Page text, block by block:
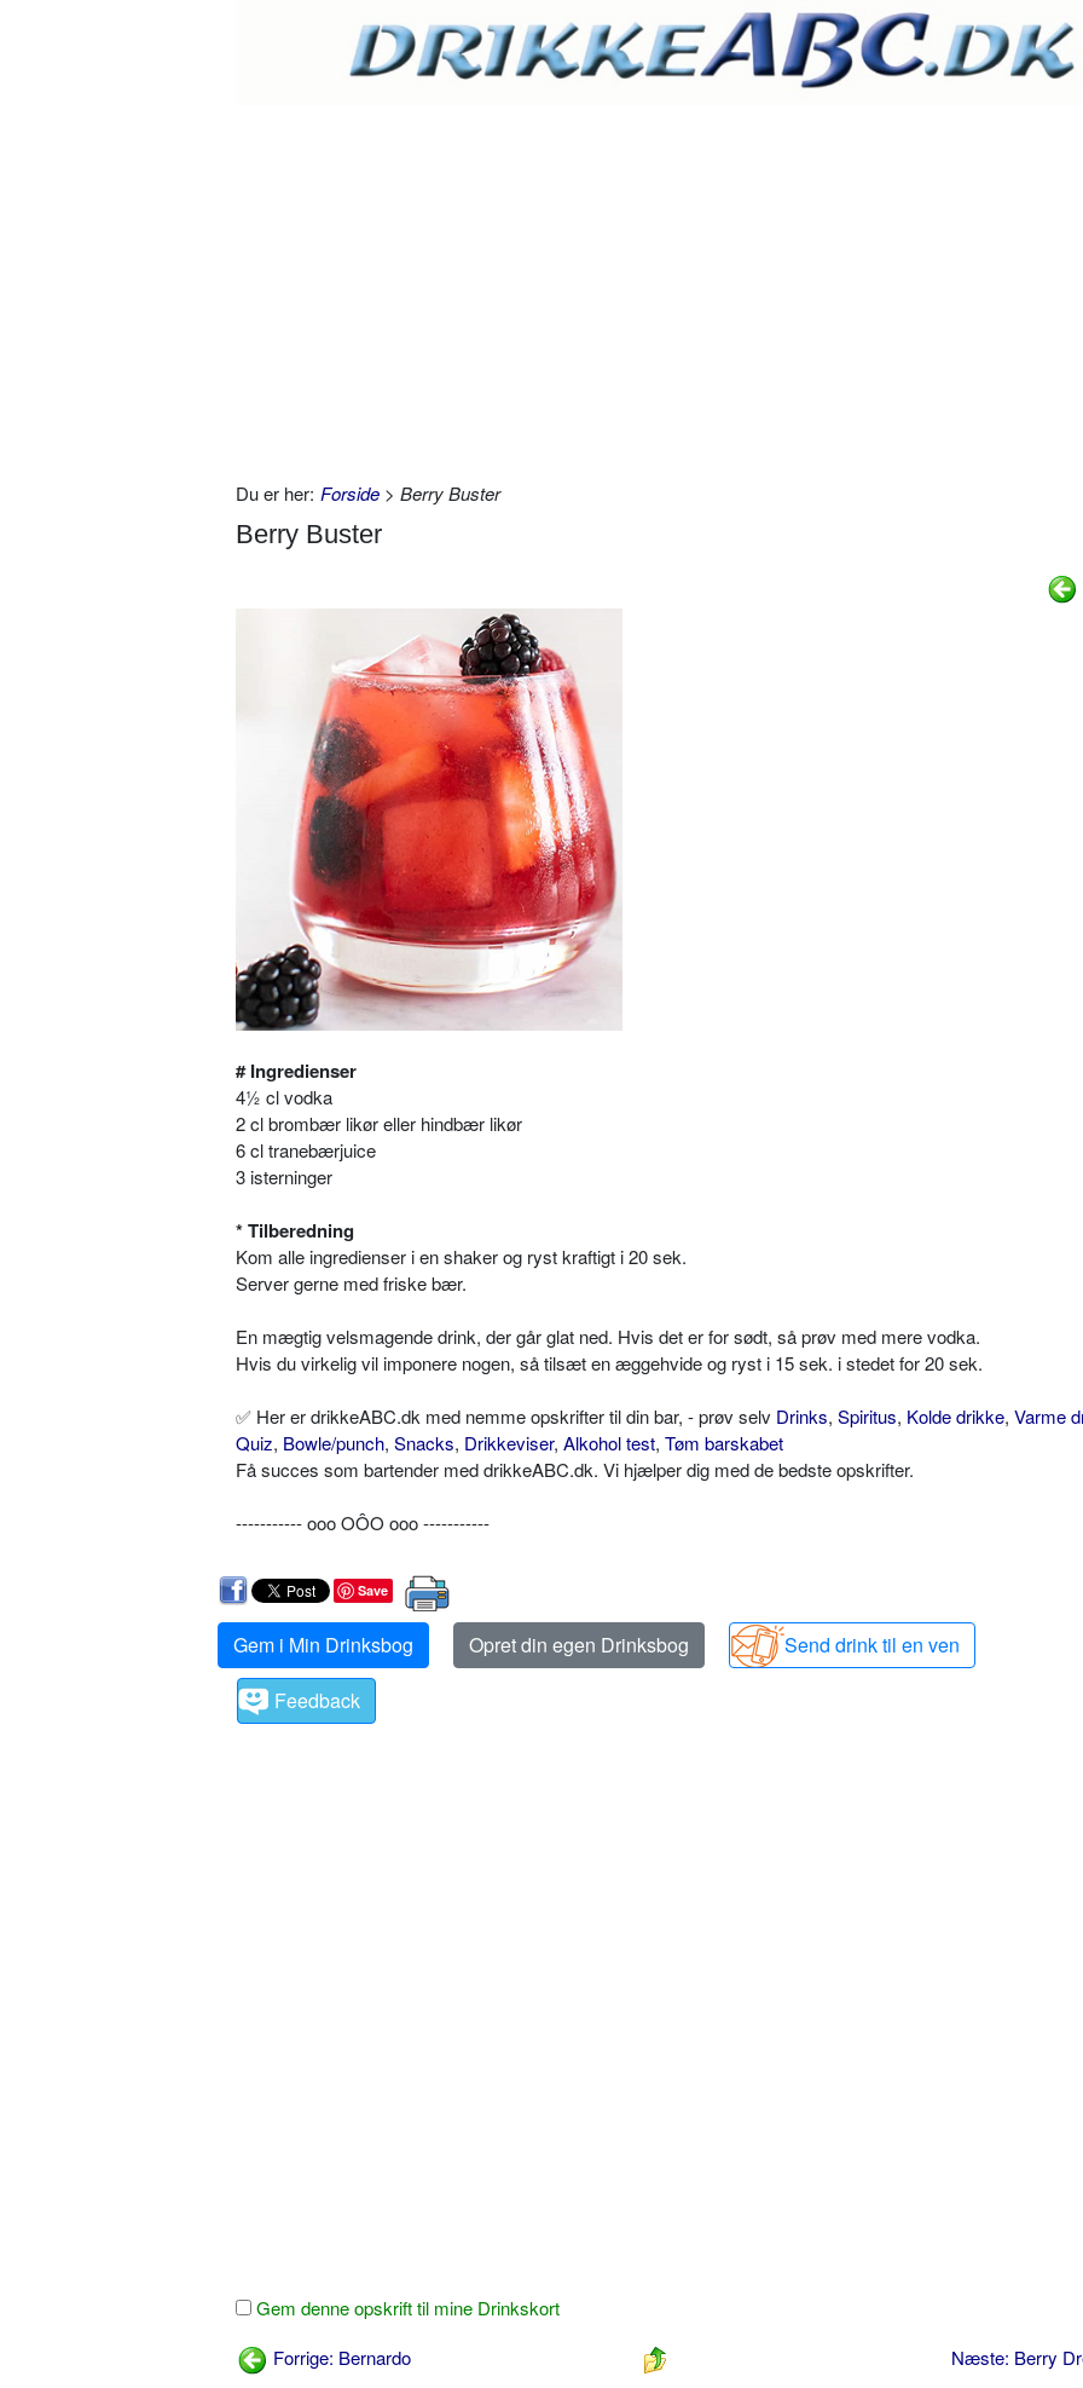
Du er her: Forside > Berry Buster
Berry Buster
# Ingredienser
4½ cl vodka
2 cl brombær likør eller hindbær likør
6 cl tranebærjuice
3 isterninger
* Tilberedning
Kom alle ingredienser i en shaker og ryst kraftigt i 20 sek.
Server gerne med friske bær.
En mægtig velsmagende drink, der går glat ned. Hvis det er for sødt, så prøv med mere vodka.
Hvis du virkelig vil imponere nogen, så tilsæt en æggehvide og ryst i 15 sek. i stedet for 20 sek.
✅ Her er drikkeABC.dk med nemme opskrifter til din bar, - prøv selv Drinks, Spiritus, Kolde drikke, Varme
Quiz, Bowle/punch, Snacks, Drikkeviser, Alkohol test, Tøm barskabet
Få succes som bartender med drikkeABC.dk. Vi hjælper dig med de bedste opskrifter.
----------- ooo OÔO ooo -----------
Save
Gem i Min Drinksbog Opret din egen Drinksbog
Send drink til en ven
Feedback
Gem denne opskrift til mine Drinkskort
Forrige: Bernardo
Næste: Berry